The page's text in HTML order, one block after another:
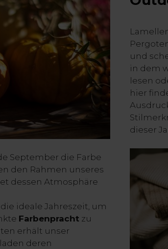
September die Farbe
den Rahmen unseres
dessen Atmosphäre
ideale Jahreszeit, um
Farbenpracht zu
erhält unser
deren
und
in dem
lesen
hier
dieser